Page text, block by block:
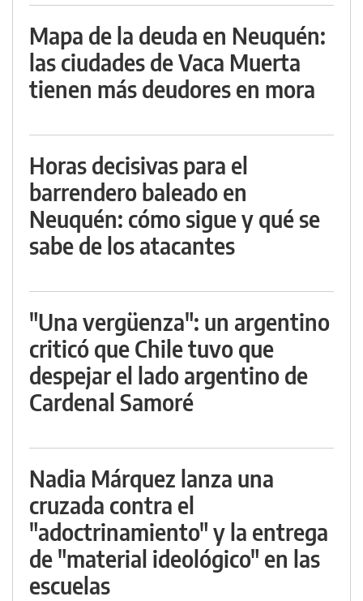
Mapa de la deuda en Neuquén:
las ciudades de Vaca Muerta
tienen más deudores en mora
Horas decisivas para el
barrendero baleado en
Neuquén: cómo sigue y qué se
sabe de los atacantes
"Una vergüenza": un argentino
criticó que Chile tuvo que
despejar el lado argentino de
Cardenal Samoré
Nadia Márquez lanza una
cruzada contra el
"adoctrinamiento" y la entrega
de "material ideológico" en las
escuelas